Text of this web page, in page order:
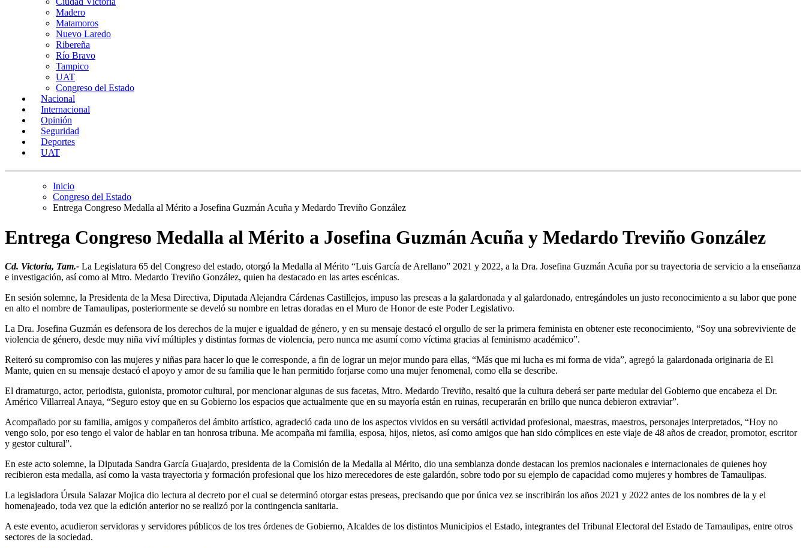
Madero
Matamoros
Nuevo Laredo
Ribereña
Río Bravo
Tampico
UAT
Congreso del Estado
Nacional
Internacional
Opinión
Seguridad
Deportes
UAT
Inicio
Congreso del Estado
Entrega Congreso Medalla al Mérito a Josefina Guzmán Acuña y Medardo Treviño González
Entrega Congreso Medalla al Mérito a Josefina Guzmán Acuña y Medardo Treviño González
Cd. Victoria, Tam.- La Legislatura 65 del Congreso del estado, otorgó la Medalla al Mérito “Luis García de Arellano” 2021 y 2022, a la Dra. Josefina Guzmán Acuña por su trayectoria de servicio a la enseñanza
e investigación, así como al Mtro. Medardo Treviño González, quien ha destacado en las artes escénicas.
En sesión solemne, la Presidenta de la Mesa Directiva, Diputada Alejandra Cárdenas Castillejos, impuso las preseas a la galardonada y al galardonado, entregándoles un justo reconocimiento a su labor que pone
en alto el nombre de Tamaulipas, posteriormente se develó su nombre en letras doradas en el Muro de Honor de este Poder Legislativo.
La Dra. Josefina Guzmán es defensora de los derechos de la mujer e igualdad de género, y en su mensaje destacó el orgullo de ser la primera feminista en obtener este reconocimiento, “Soy una sobreviviente de
violencia de género, desde muy niña viví múltiples y distintas formas de violencia, pero nunca me asumí como víctima gracias al feminismo académico”.
Reiteró su compromiso con las mujeres y niñas para hacer lo que le corresponde, a fin de lograr un mejor mundo para ellas, “Más que mi lucha es mi forma de vida”, agregó la galardonada originaria de El
Mante, quien en su mensaje destacó el apoyo y amor de su familia que le han permitido forjarse como una mujer fenomenal, como ella se describe.
El dramaturgo, actor, periodista, guionista, promotor cultural, por mencionar algunas de sus facetas, Mtro. Medardo Treviño, resaltó que la cultura deberá ser parte medular del Gobierno que encabeza el Dr.
Américo Villarreal Anaya, “Seguro estoy que en su Gobierno los espacios que actualmente que en su mayoría están en ruinas, recuperarán en brillo que nunca debieron extraviar”.
Acompañado por su familia, amigos y compañeros del ámbito artístico, agradeció cada uno de los aspectos vividos en su versátil actividad profesional, maestras, maestros, personajes interpretados, “Hoy no
vengo solo, por eso tengo el valor de hablar en tan honrosa tribuna. Me acompaña mi familia, esposa, hijos, nietos, así como amigos que han sido cómplices en este viaje de 48 años de creador, promotor, escritor
y gestor cultural”.
En este acto solemne, la Diputada Sandra García Guajardo, presidenta de la Comisión de la Medalla al Mérito, dio una semblanza donde destacan los premios nacionales e internacionales de quienes hoy
recibieron esta medalla, así como la vasta trayectoria y formación profesional que los hizo merecedores de este galardón, sobre todo por su ejemplo de capacidad como mujeres y hombres de Tamaulipas.
La legisladora Úrsula Salazar Mojica dio lectura al decreto por el cual se determinó otorgar estas preseas, precisando que por única vez se inscribirán los años 2021 y 2022 antes de los nombres de la y el
homenajeado, toda vez que la edición anterior no se realizó por la contingencia sanitaria.
A este evento, acudieron servidoras y servidores públicos de los tres órdenes de Gobierno, Alcaldes de los distintos Municipios el Estado, integrantes del Tribunal Electoral del Estado de Tamaulipas, entre otros
sectores de la sociedad.